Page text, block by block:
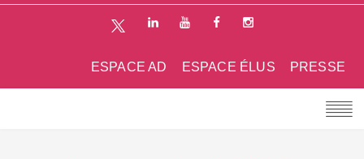
PRESSE
ESPACE ÉLUS
ESPACE AD